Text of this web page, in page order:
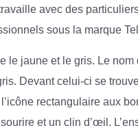
avec des
sous la marque
le jaune et le gris. Le nom
Devant celui-ci se
l’icône rectangulaire aux
et un clin d’œil.